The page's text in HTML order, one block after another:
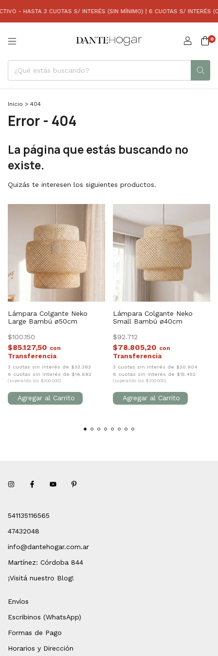
- HASTA 3 CUOTAS S/ INTERÉS (SIN MÍNIMO) | 6 CUOTAS S/ INTERÉS
0
Inicio > 404
Error - 404
La página que estás buscando no
existe.
Quizás te interesen los siguientes productos.
Lámpara Colgante Neko
Large Bambú ø50cm
$100.150
$85.127,50 con
3 cuotas sin interés de $33.383
6 cuotas sin interés de $16.692
(superando los $300.000)
Lámpara Colgante Neko
Small Bambú ø40cm
$92.712
$78.805,20 con
3 cuotas sin interés de $30.904
6 cuotas sin interés de $15.452
(superando los $300.000)
541135116565
47432048
info@dantehogar.com.ar
Martínez: Córdoba 844
¡Visitá nuestro Blog!
Envíos
Escribinos (WhatsApp)
Formas de Pago
Horarios y Dirección